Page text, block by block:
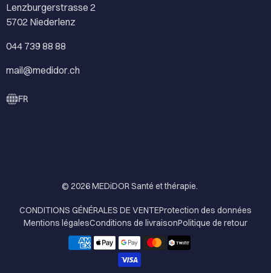
Lenzburgerstrasse 2
5702 Niederlenz
044 739 88 88
mail@medidor.ch
FR
© 2026MEDiDOR Santé et thérapie.
CONDITIONS GÉNÉRALES DE VENTEProtection des données
Mentions légalesConditions de livraisonPolitique de retour